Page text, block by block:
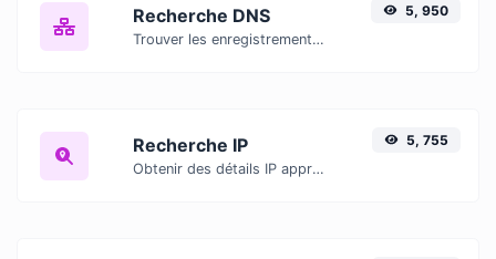
Recherche DNS
Trouver les enregistrements DNS A, AAAA, CNAME, MX, NS, TXT, SOA d'un hôte.
5, 950
Recherche IP
Obtenir des détails IP approximatifs.
5, 755